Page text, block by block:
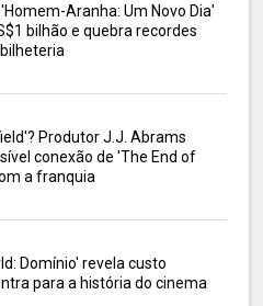
'Homem-Aranha: Um Novo Dia'
bilhão e quebra recordes
Produtor J.J. Abrams
conexão de 'The End of
a franquia
Domínio' revela custo
para a história do cinema